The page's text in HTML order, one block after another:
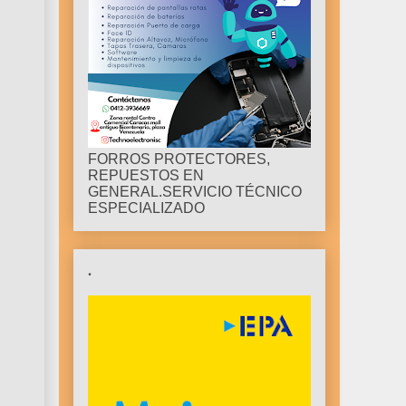
FORROS PROTECTORES,
REPUESTOS EN
GENERAL.SERVICIO TÉCNICO
ESPECIALIZADO
.